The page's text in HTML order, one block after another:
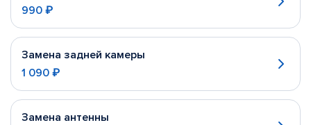
990 ₽
Замена задней камеры
1 090 ₽
Замена антенны